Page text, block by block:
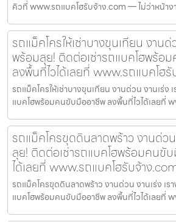
คิวที่ www.รถแบคโฮรับจ้าง.com — ไม่ว่าหน้าง
รถแม็คโครให้เช่าบางขุนเทียน งานด่
พร้อมลุย! ติดต่อเช่ารถแบคโฮพร้อ
ลงพื้นที่ไวได้เลยที่ www.รถแบคโฮ
รถแม็คโครให้เช่าบางขุนเทียน งานด่วน งานเร่ง
แบคโฮพร้อมคนขับมืออาชีพ ลงพื้นที่ไวได้เลยที่
รถแม็คโครขุดดินลาดพร้าว งานด่วน
ลุย! ติดต่อเช่ารถแบคโฮพร้อมคนขั
ได้เลยที่ www.รถแบคโฮรับจ้าง
รถแม็คโครขุดดินลาดพร้าว งานด่วน งานเร่ง เร
แบคโฮพร้อมคนขับมืออาชีพ ลงพื้นที่ไวได้เลยที่